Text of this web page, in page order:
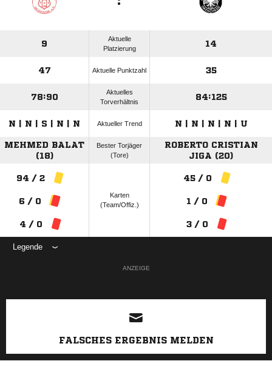
9
Aktuelle
Platzierung
14
47 Aktuelle Punktzahl 35
78:90
Aktuelles
Torverhältnis
84:125
N | N | S | N | N Aktueller Trend N | N | N | N | U
MEHMED BALAT
(18)
Bester Torjäger
(Tore)
ROBERTO CRISTIAN
JIGA (20)
94 / 2
6 / 0
4 / 0
Karten
(Team/Offiz.)
45 / 0
1 / 0
3 / 0
Legende
ANZEIGE
FALSCHES ERGEBNIS MELDEN